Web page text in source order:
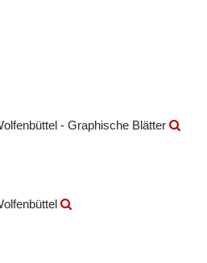
- Graphische Blätter